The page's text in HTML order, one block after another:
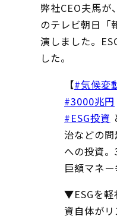
弊社CEO夫馬が
のテレビ朝日「
演しました。
した。
【#気候変
#3000兆円
#ESG投資
治などの
への投資
巨額マネ
▼ESGを軽
資自体が